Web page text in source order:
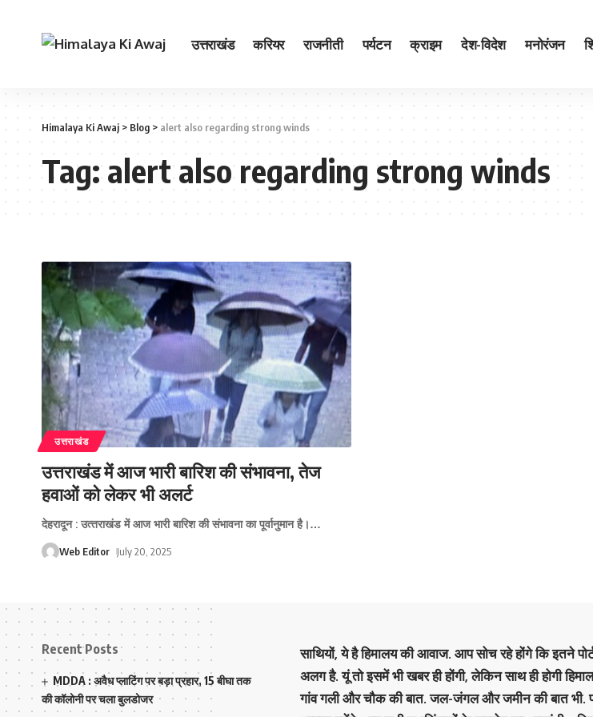
उत्तराखंड करियर राजनीती पर्यटन क्राइम देश-विदेश मनोरंजन
Himalaya Ki Awaj > Blog> alert also regarding strong winds
Tag:alert also regarding strong winds
उत्तराखंड
उत्तराखंड में आज भारी बारिश की संभावना, तेज
हवाओं को लेकर भी अलर्ट
देहरादून : उत्‍तराखंड में आज भारी बारिश की संभावना का पूर्वानुमान है।…
Web Editor July 20, 2025
Recent Posts
MDDA : अवैध प्लाटिंग पर बड़ा प्रहार, 15 बीघा तक
की कॉलोनी पर चला बुलडोजर
साथियों, ये है हिमालय की आवाज. आप सोच रहे होंगे कि इतने
अलग है. यूं तो इसमें भी खबर ही होंगी, लेकिन साथ ही होगी
गांव गली और चौक की बात. जल-जंगल और जमीन की बात भी.